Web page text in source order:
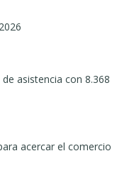
asistencia con 8.368
acercar el comercio